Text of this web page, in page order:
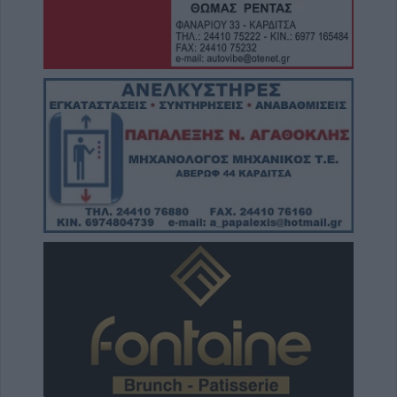
ηλικιωμένο μετά από πτώση στη Νέα Ζωή
Τροχαίο στην Αγιά: Μοτοσικλέτα
συγκρούστηκε με νταλίκα – Στο νοσοκομείο
ο οδηγός
6 Αυγούστου 2026, 19:15
Άνω Λιόσια: Συνελήφθησαν δύο άνδρες για
τον θάνατο 72χρονου που βρέθηκε σε
αυτοκίνητο
6 Αυγούστου 2026, 17:50
Την Παρασκευή 7 Αυγούστου η κηδεία του
Αθανάσιου Ταξιάρχη
Πυρκαγιά σε γεωργική έκταση στην Κρήνη
Φαρσάλων – Τέθηκε υπό μερικό έλεγχο το
βράδυ της Πέμπτης (+Βίντεο)
6 Αυγούστου 2026, 17:36